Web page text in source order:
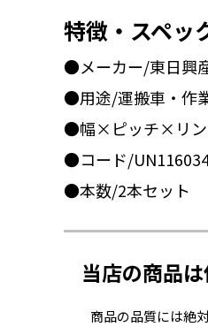
特徴・スペッ
●メーカー/東日興
●用途/運搬車・作
●幅×ピッチ×リン
●コード/
●本数/2本セット
当店の商品
商品の品質には絶